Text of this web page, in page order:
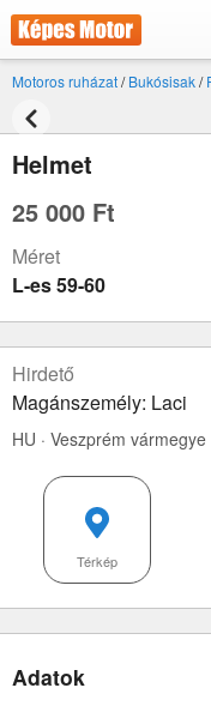
Motoros ruházat/Bukósisak/
Helmet
25 000 Ft
Méret
L-es 59-60
Hirdető
Magánszemély: Laci
HU · Veszprém
Térkép
Adatok